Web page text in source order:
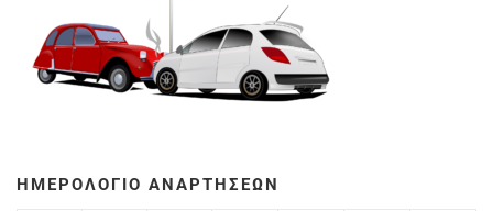
D. Χρήση των προσωπικών σας πληροφοριών
Οι προσωπικές πληροφορίες που υποβάλλονται σε εμάς
χρησιμοποιούνται για τους σκοπούς που ορίζονται από αυτή την
- διαχείριση του ιστοτόπου και της επιχείρησης μας
ΗΜΕΡΟΛΌΓΙΟ ΑΝΑΡΤΉΣΕΩΝ